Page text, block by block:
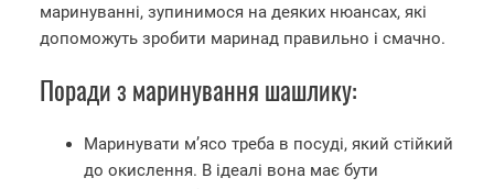
маринуванні, зупинимося на деяких нюансах, які
допоможуть зробити маринад правильно і смачно.
Поради з маринування шашлику:
Маринувати м’ясо треба в посуді, який стійкий
до окислення. В ідеалі вона має бути